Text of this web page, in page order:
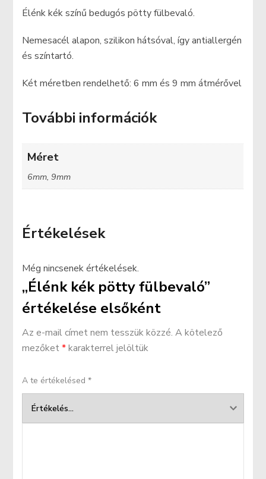
Élénk kék színű bedugós pötty fülbevaló.
Nemesacél alapon, szilikon hátsóval, így antiallergén
és színtartó.
Két méretben rendelhető: 6 mm és 9 mm átmérővel
További információk
Méret
6mm, 9mm
Értékelések
Még nincsenek értékelések.
„Élénk kék pötty fülbevaló”
értékelése elsőként
Az e-mail címet nem tesszük közzé. A kötelező
mezőket*karakterrel jelöltük
A te értékelésed*